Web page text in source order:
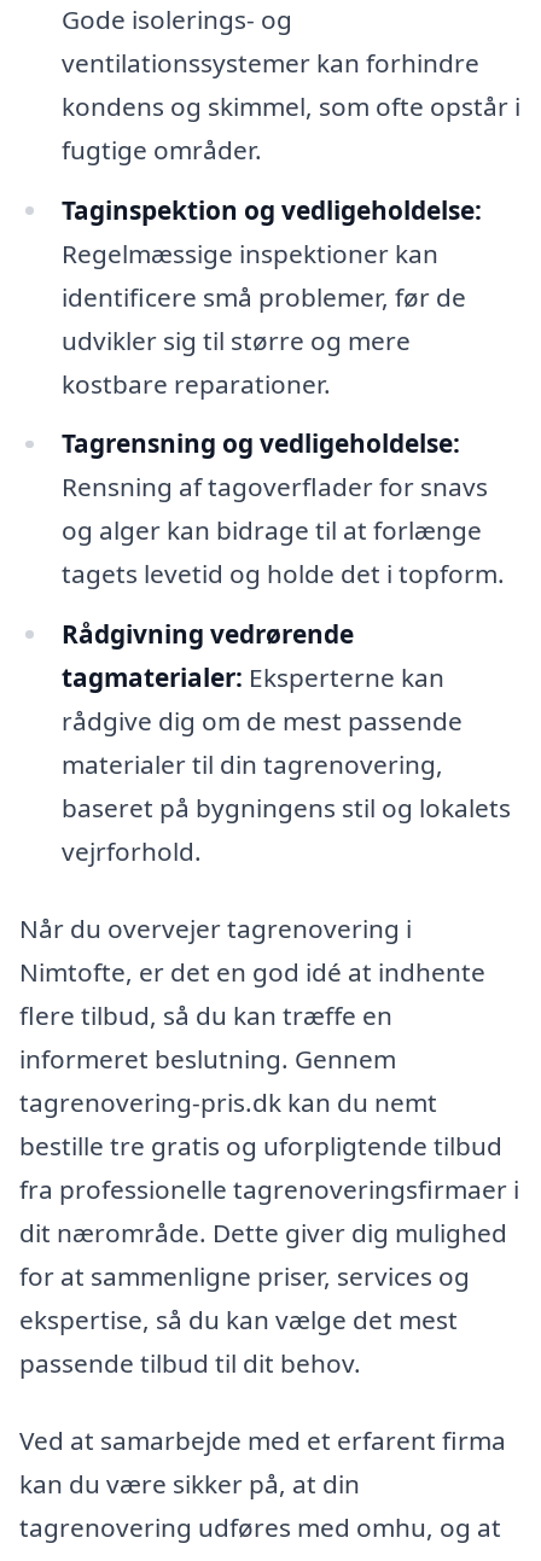
Gode isolerings- og
ventilationssystemer kan forhindre
kondens og skimmel, som ofte opstår i
fugtige områder.
Taginspektion og vedligeholdelse:
Regelmæssige inspektioner kan
identificere små problemer, før de
udvikler sig til større og mere
kostbare reparationer.
Tagrensning og vedligeholdelse:
Rensning af tagoverflader for snavs
og alger kan bidrage til at forlænge
tagets levetid og holde det i topform.
Rådgivning vedrørende
tagmaterialer: Eksperterne kan
rådgive dig om de mest passende
materialer til din tagrenovering,
baseret på bygningens stil og lokalets
vejrforhold.
Når du overvejer tagrenovering i
Nimtofte, er det en god idé at indhente
flere tilbud, så du kan træffe en
informeret beslutning. Gennem
tagrenovering-pris.dk kan du nemt
bestille tre gratis og uforpligtende tilbud
fra professionelle tagrenoveringsfirmaer i
dit nærområde. Dette giver dig mulighed
for at sammenligne priser, services og
ekspertise, så du kan vælge det mest
passende tilbud til dit behov.
Ved at samarbejde med et erfarent firma
kan du være sikker på, at din
tagrenovering udføres med omhu, og at